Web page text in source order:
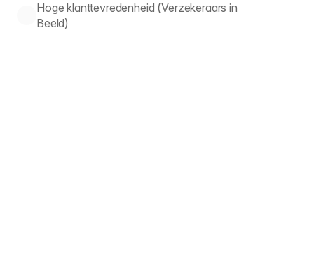
Hoge klanttevredenheid (Verzekeraars in
Beeld)